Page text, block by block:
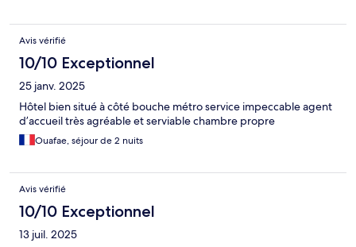
Avis vérifié
10/10 Exceptionnel
25 janv. 2025
Hôtel bien situé à côté bouche métro service impeccable agent
d’accueil très agréable et serviable chambre propre
Ouafae, séjour de 2 nuits
Avis vérifié
10/10 Exceptionnel
13 juil. 2025